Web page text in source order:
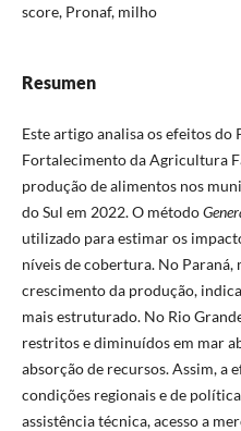
score, Pronaf, milho
Resumen
Este artigo analisa os efeitos do
Fortalecimento da Agricultura
produção de alimentos nos
do Sul em 2022. O método
utilizado para estimar os
níveis de cobertura. No
crescimento da produção,
mais estruturado. No Rio
restritos e diminuídos em mar
absorção de recursos. Assim, a
condições regionais e de
assistência técnica, acesso a